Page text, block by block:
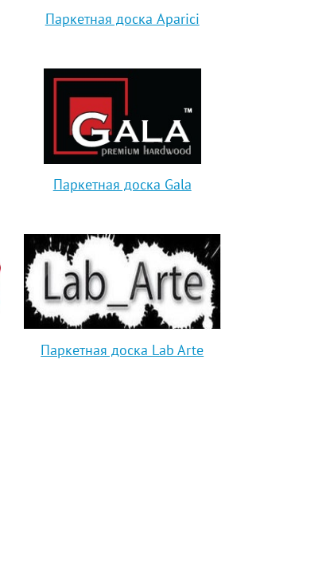
Паркетная доска Aparici
Паркетная доска Gala
Паркетная доска Lab Arte